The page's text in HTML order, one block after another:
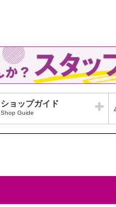
ショップガイド
Shop Guide